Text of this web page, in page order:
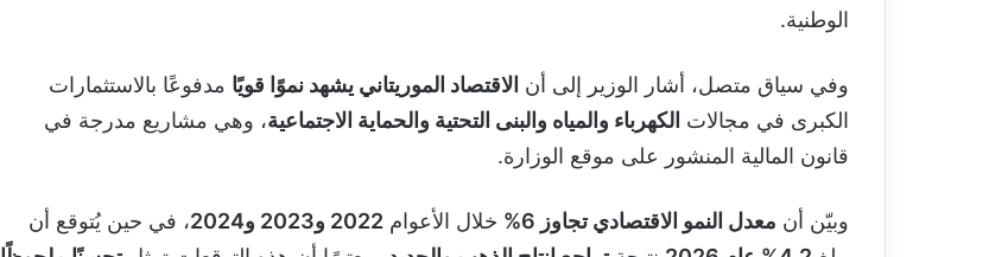
الوطنية.
وفي سياق متصل، أشار الوزير إلى أن الاقتصاد الموريتاني يشهد نموًا قويًا مدفوعًا بالاستثمارات
الكبرى في مجالات الكهرباء والمياه والبنى التحتية والحماية الاجتماعية، وهي مشاريع مدرجة في
قانون المالية المنشور على موقع الوزارة.
وبيّن أن معدل النمو الاقتصادي تجاوز 6% خلال الأعوام 2022 و2023 و2024
، في حين يُتوقع أن